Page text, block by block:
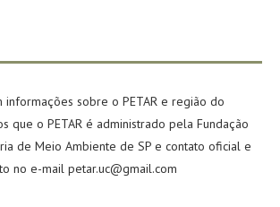
informações sobre o PETAR e região do
que o PETAR é administrado pela Fundação
de Meio Ambiente de SP e contato oficial e
no e-mail petar.uc@gmail.com